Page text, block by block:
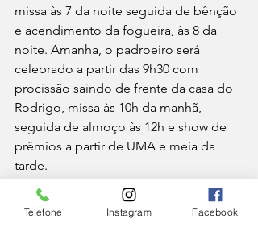
missa às 7 da noite seguida de bênção
e acendimento da fogueira, às 8 da
noite. Amanha, o padroeiro será
celebrado a partir das 9h30 com
procissão saindo de frente da casa do
Rodrigo, missa às 10h da manhã,
seguida de almoço às 12h e show de
prêmios a partir de UMA e meia da
tarde.
Em Santos Dumont, a capela em honra
a São Pedro e São Paulo, na área rural
Telefone Instagram Facebook